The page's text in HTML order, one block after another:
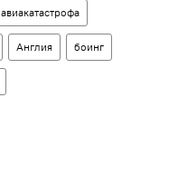
авиакатастрофа
Англия боинг